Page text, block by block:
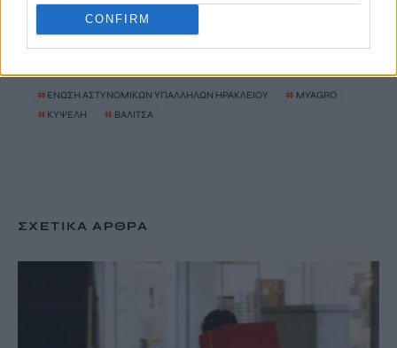
CONFIRM
# ΕΝΩΣΗ ΑΣΤΥΝΟΜΙΚΩΝ ΥΠΑΛΛΗΛΩΝ ΗΡΑΚΛΕΙΟΥ # MYAGRO
# ΚΥΨΕΛΗ # ΒΑΛΙΤΣΑ
ΣΧΕΤΙΚΆ ΆΡΘΡΑ